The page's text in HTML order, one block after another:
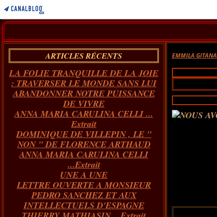
ARTICLES RÉCENTS
LA FOLIE TRANQUILLE DE LA JOIE
: TRAVERSER LE MONDE SANS LUI
ABANDONNER NOTRE PUISSANCE
DE VIVRE
ANNA MARIA CARULINA CELLI ...
Extrait
DOMINIQUE DE VILLEPIN , LE "
NON " DE FLORENCE ARTHAUD
ANNA MARIA CARULINA CELLI
...Extrait
UNE A UNE
LETTRE OUVERTE A MONSIEUR
PEDRO SANCHEZ ET AUX
INTELLECTUELS D'ESPAGNE
EMMILA GITANA